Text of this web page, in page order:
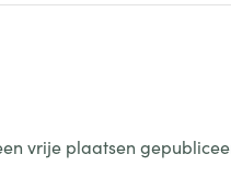
vrije plaatsen